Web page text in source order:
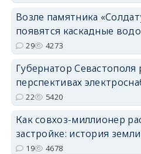
Возле памятника
появятся каскадные
29 4273
Губернатор Севастополя
перспективах
22 5420
Как совхоз-миллионер
застройке: история
19 4678